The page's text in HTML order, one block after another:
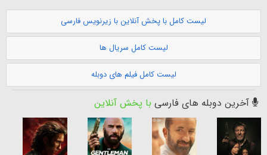
لیست کامل با پخش آنلاین با زیرنویس فارسی
لیست کامل سریال ها
لیست کامل فیلم های دوبله
آخرین دوبله های فارسی با پخش آنلاین